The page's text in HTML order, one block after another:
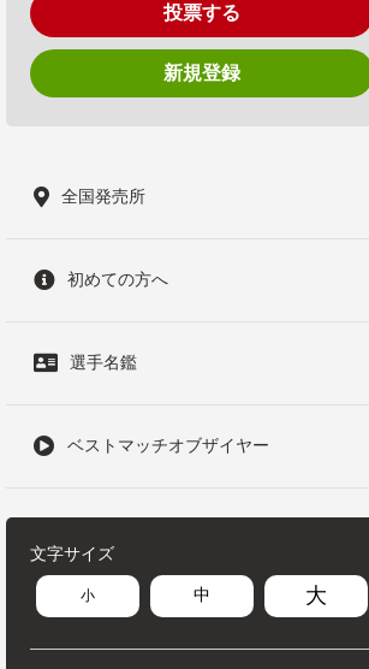
投票する
新規登録
全国発売所
初めての方へ
選手名鑑
ベストマッチオブザイヤー
文字サイズ
小 中 大